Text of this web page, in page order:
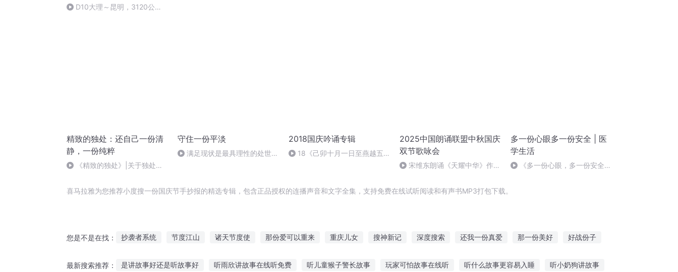
D10大理～昆明，3120公里
精致的独处：还自己一份清
静，一份纯粹
《精致的独处》|关于独处旅
完】
守住一份平淡
满足现状是最具理性的处世智
2018国庆吟诵专辑
18《己卯十月一日至燕越五
2025中国朗诵联盟中秋国庆
双节歌咏会
宋维东朗诵《天耀中华》作
多一份心眼多一份安全 | 医
学生活
《多一份心眼，多一份安全》
喜马拉雅为您推荐小度搜一份国庆节手抄报的精选专辑，包含正品授权的连播声音和文字全集，支持免费在线试听阅读和有声书MP3打包下载。
您是不是在找： 抄袭者系统 节度江山 诸天节度使 那份爱可以重来 重庆儿女 搜神新记 深度搜索 还我一份真爱 那一份美好 好战份子
最新搜索推荐： 是讲故事好还是听故事好 听雨欣讲故事在线听免费 听儿童猴子警长故事 玩家可怕故事在线听 听什么故事更容易入睡 听小奶狗讲故事